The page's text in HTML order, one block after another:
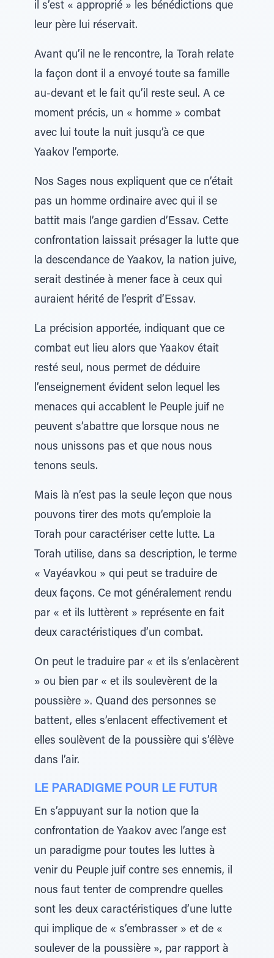
il s’est « approprié » les bénédictions que
leur père lui réservait.
Avant qu’il ne le rencontre, la Torah relate
la façon dont il a envoyé toute sa famille
au-devant et le fait qu’il reste seul. A ce
moment précis, un « homme » combat
avec lui toute la nuit jusqu’à ce que
Yaakov l’emporte.
Nos Sages nous expliquent que ce n’était
pas un homme ordinaire avec qui il se
battit mais l’ange gardien d’Essav. Cette
confrontation laissait présager la lutte que
la descendance de Yaakov, la nation juive,
serait destinée à mener face à ceux qui
auraient hérité de l’esprit d’Essav.
La précision apportée, indiquant que ce
combat eut lieu alors que Yaakov était
resté seul, nous permet de déduire
l’enseignement évident selon lequel les
menaces qui accablent le Peuple juif ne
peuvent s’abattre que lorsque nous ne
nous unissons pas et que nous nous
tenons seuls.
Mais là n’est pas la seule leçon que nous
pouvons tirer des mots qu’emploie la
Torah pour caractériser cette lutte. La
Torah utilise, dans sa description, le terme
« Vayéavkou » qui peut se traduire de
deux façons. Ce mot généralement rendu
par « et ils luttèrent » représente en fait
deux caractéristiques d’un combat.
On peut le traduire par « et ils s’enlacèrent
» ou bien par « et ils soulevèrent de la
poussière ». Quand des personnes se
battent, elles s’enlacent effectivement et
elles soulèvent de la poussière qui s’élève
dans l’air.
LE PARADIGME POUR LE FUTUR
En s’appuyant sur la notion que la
confrontation de Yaakov avec l’ange est
un paradigme pour toutes les luttes à
venir du Peuple juif contre ses ennemis, il
nous faut tenter de comprendre quelles
sont les deux caractéristiques d’une lutte
qui implique de « s’embrasser » et de «
soulever de la poussière », par rapport à